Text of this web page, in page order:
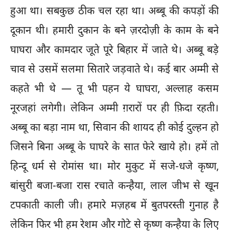
हुआ था। सबकुछ ठीक चल रहा था। अब्बू की कपड़ों की
दूकान थी। हमारी दुकान के बने ज़रदोज़ी के काम के बने
घाघरा और कामदार जूते पूरे बिहार में जाते थे। अब्बू बड़े
चाव से उसमें सलमा सितारे जड़वाते थे। कई बार अम्मी से
कहते भी थे — तू भी पहन ये घाघरा, अल्लाह कसम
नूरजहां लगेगी। लेकिन अम्मी ग़रारों पर ही फ़िदा रहती।
अब्बू का बड़ा नाम था, सिवान की शायद ही कोई दुल्हन हो
जिसने बिना अब्बू के घाघरे के सात फेरे खाये हो। हमें तो
हिन्दू धर्म से रोमांस था। मोर मुकुट में सजे-धजे कृष्ण,
बांसुरी बजा-बजा रास रचाते कन्हैया, लाल जीभ से खून
टपकाती काली जी। हमारे मज़हब में बुतपरस्ती गुनाह है
लेकिन फिर भी हम रेशम और गोटे से कृष्ण कन्हैया के लिए